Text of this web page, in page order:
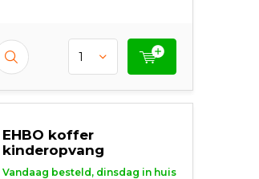
EHBO koffer
kinderopvang
Vandaag besteld, dinsdag in huis